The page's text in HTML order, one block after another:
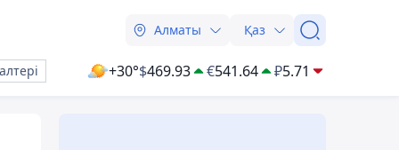
Алматы Қаз
+30°$469.93 €541.64 ₽5.71